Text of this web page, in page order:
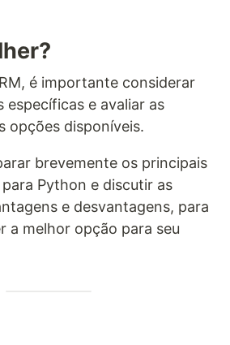
é importante considerar
específicas e avaliar as
opções disponíveis.
brevemente os principais
Python e discutir as
e desvantagens, para
a melhor opção para seu